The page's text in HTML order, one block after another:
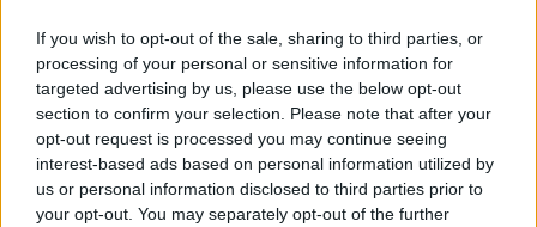
If you wish to opt-out of the sale, sharing to third parties, or
processing of your personal or sensitive information for
targeted advertising by us, please use the below opt-out
section to confirm your selection. Please note that after your
opt-out request is processed you may continue seeing
interest-based ads based on personal information utilized by
us or personal information disclosed to third parties prior to
your opt-out. You may separately opt-out of the further
quartieri misurano la distanza…
Leggi l’articolo →